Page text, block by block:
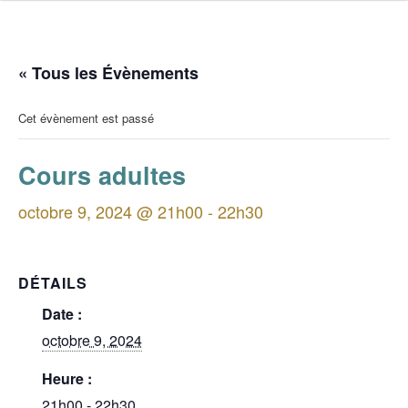
« Tous les Évènements
Cet évènement est passé
Cours adultes
octobre 9, 2024 @ 21h00 - 22h30
DÉTAILS
Date :
octobre 9, 2024
Heure :